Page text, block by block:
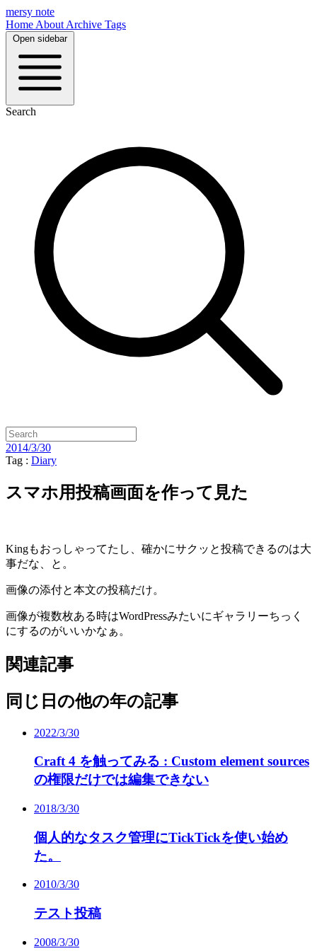
mersy note
Home About Archive Tags
Open sidebar
Search
2014/3/30
Tag : Diary
スマホ用投稿画面を作って見た
Kingもおっしゃってたし、確かにサクッと投稿できるのは大
事だな、と。
画像の添付と本文の投稿だけ。
画像が複数枚ある時はWordPressみたいにギャラリーちっく
にするのがいいかなぁ。
関連記事
同じ日の他の年の記事
2022/3/30
Craft 4 を触ってみる : Custom element sources
の権限だけでは編集できない
2018/3/30
個人的なタスク管理にTickTickを使い始め
た。
2010/3/30
テスト投稿
2008/3/30